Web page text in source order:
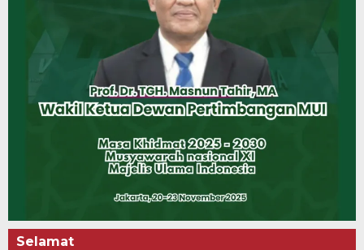
Selamat